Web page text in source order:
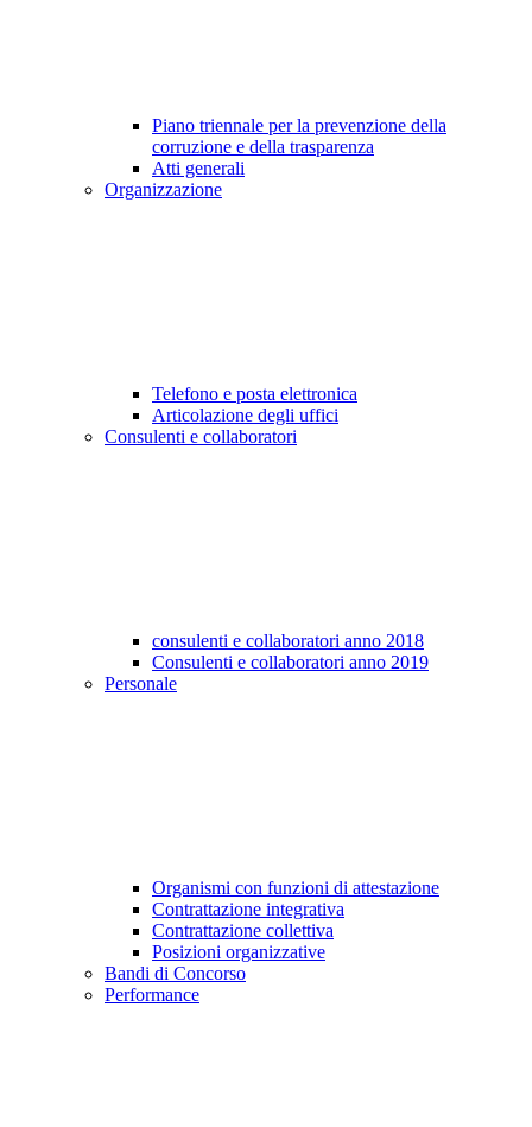
Piano triennale per la prevenzione della
corruzione e della trasparenza
Atti generali
Organizzazione
Telefono e posta elettronica
Articolazione degli uffici
Consulenti e collaboratori
consulenti e collaboratori anno 2018
Consulenti e collaboratori anno 2019
Personale
Organismi con funzioni di attestazione
Contrattazione integrativa
Contrattazione collettiva
Posizioni organizzative
Bandi di Concorso
Performance